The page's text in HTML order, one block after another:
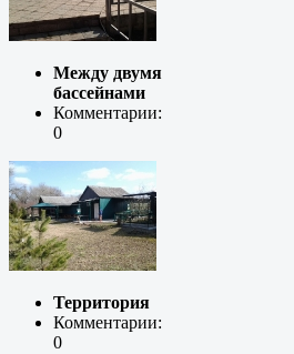
Между двумя
бассейнами
Комментарии:
0
Территория
Комментарии:
0